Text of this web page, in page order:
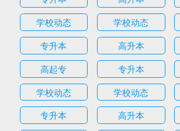
学校动态
学校动态
专升本
高升本
高起专
专升本
学校动态
学校动态
专升本
高升本